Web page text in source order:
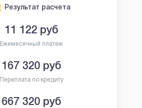
Результат расчета
11 122руб
Ежемесячный платеж
167 320руб
Переплата по кредиту
667 320руб